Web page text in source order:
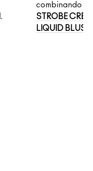
.
combinando
STROBE
LIQUID BLUSH